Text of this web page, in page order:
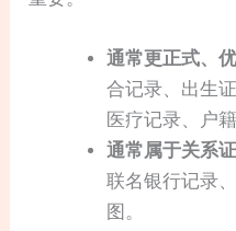
通常更正式、
合记录、出生
医疗记录、户
通常属于关系
联名银行记录
图。